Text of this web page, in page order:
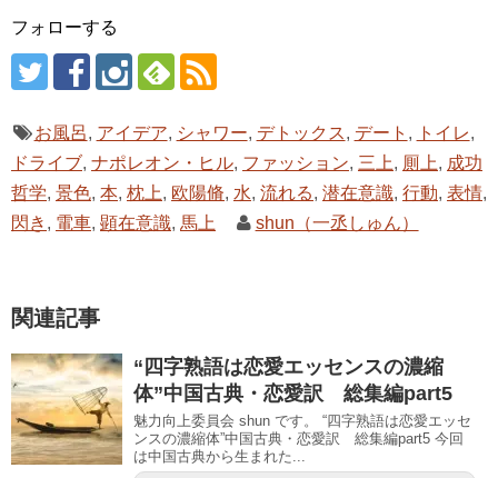
フォローする
お風呂, アイデア, シャワー, デトックス, デート , トイレ,
ドライブ, ナポレオン・ヒル, ファッション, 三上, 厠上, 成功
哲学, 景色, 本, 枕上, 欧陽脩, 水, 流れる, 潜在意識, 行動, 表情,
閃き , 電車, 顕在意識, 馬上 shun（一丞しゅん）
関連記事
“四字熟語は恋愛エッセンスの濃縮
体”中国古典・恋愛訳 総集編part5
魅力向上委員会 shun です。 “四字熟語は恋愛エッセ
ンスの濃縮体”中国古典・恋愛訳 総集編part5 今回
は中国古典から生まれた...